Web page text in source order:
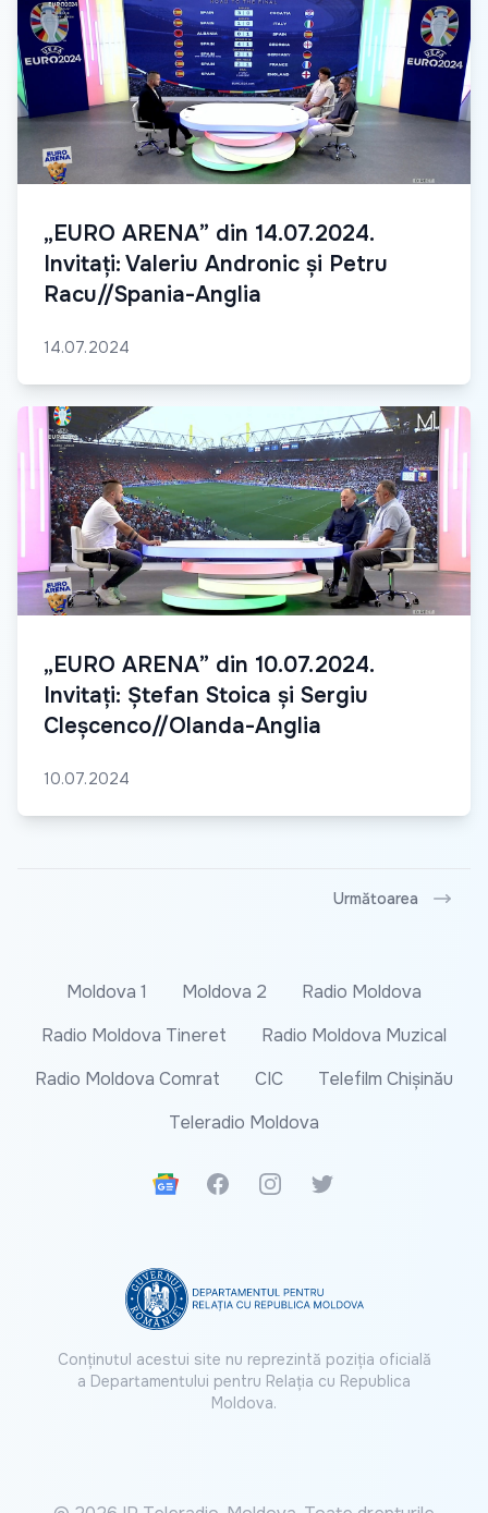
„EURO ARENA” din 14.07.2024.
Invitați: Valeriu Andronic și Petru
Racu//Spania-Anglia
14.07.2024
„EURO ARENA” din 10.07.2024.
Invitați: Ștefan Stoica și Sergiu
Cleșcenco//Olanda-Anglia
10.07.2024
Următoarea
Moldova 1 Moldova 2
Radio Moldova
Radio Moldova Tineret
Radio Moldova Muzical
Radio Moldova Comrat
CIC
Telefilm Chișinău
Teleradio Moldova
Google News
FacebookInstagramTwitter
Conținutul acestui site nu reprezintă poziția oficială
a Departamentului pentru Relația cu Republica
Moldova.